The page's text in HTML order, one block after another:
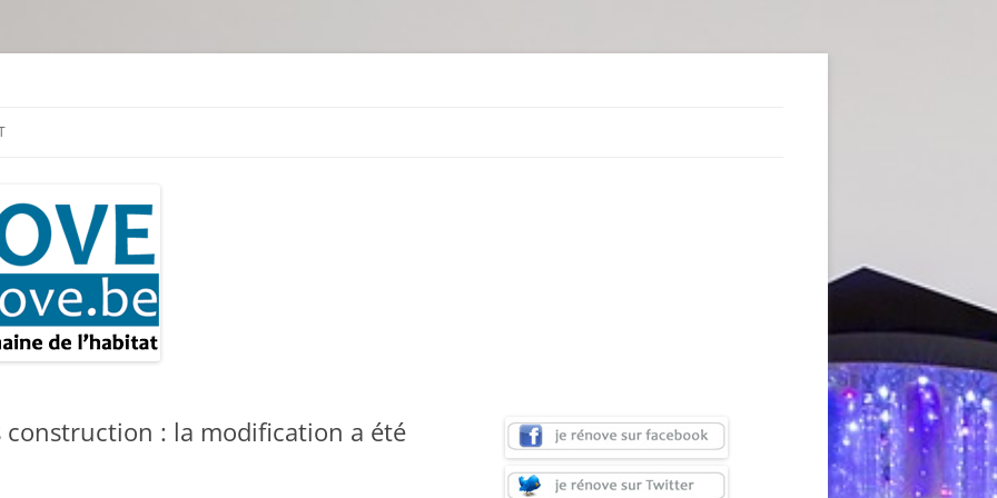
construction : la modification a été